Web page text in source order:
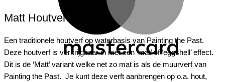
Matt Houtverf
Een traditionele houtverf op waterbasis van Painting the Past.
Deze houtverf is verkrijgbaar in met een ‘mat’ of ‘eggshell’ effect.
Dit is de ‘Matt’ variant welke net zo mat is als de muurverf van
Painting the Past. Je kunt deze verft aanbrengen op o.a. hout,